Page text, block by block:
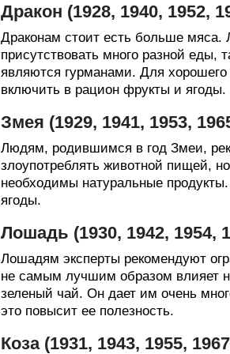
Дракон (1928, 1940, 1952,
Драконам стоит есть больше
присутствовать много разной еды,
являются гурманами. Для
включить в рацион фрукты и ягоды.
Змея (1929, 1941, 1953,
Людям, родившимся в год Змеи,
злоупотреблять животной пищей,
необходимы натуральные
ягоды.
Лошадь (1930, 1942, 1954,
Лошадям эксперты рекомендуют
не самым лучшим образом влияет
зеленый чай. Он дает им очень
это повысит ее полезность.
Коза (1931, 1943, 1955,